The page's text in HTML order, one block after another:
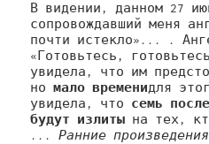
В видении, данном 27
сопровождавший меня
почти истекло»... .
«Готовьтесь,
увидела, что им
но мало временидля
увидела, что семь
будут излиты на тех,
... Ранние